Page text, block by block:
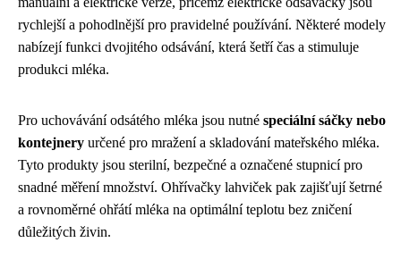
rychlejší a pohodlnější pro pravidelné používání. Některé modely
nabízejí funkci dvojitého odsávání, která šetří čas a stimuluje
produkci mléka.
Pro uchovávání odsátého mléka jsou nutné speciální sáčky nebo
kontejnery určené pro mražení a skladování mateřského mléka.
Tyto produkty jsou sterilní, bezpečné a označené stupnicí pro
snadné měření množství. Ohřívačky lahviček pak zajišťují šetrné
a rovnoměrné ohřátí mléka na optimální teplotu bez zničení
důležitých živin.